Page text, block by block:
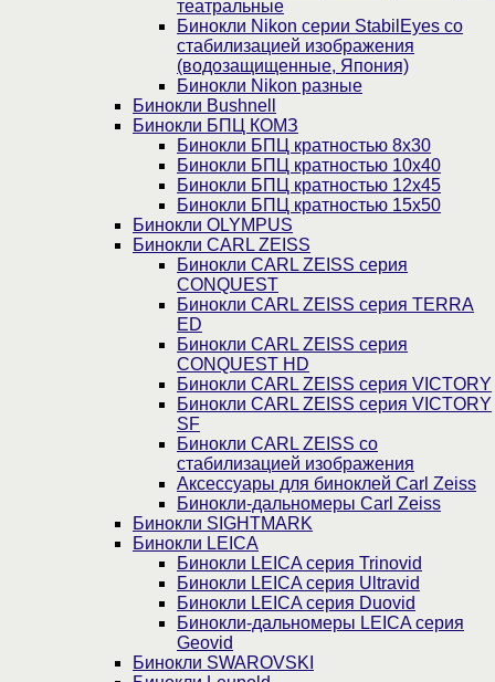
театральные
Бинокли Nikon серии StabilEyes со
стабилизацией изображения
(водозащищенные, Япония)
Бинокли Nikon разные
Бинокли Bushnell
Бинокли БПЦ КОМЗ
Бинокли БПЦ кратностью 8х30
Бинокли БПЦ кратностью 10х40
Бинокли БПЦ кратностью 12х45
Бинокли БПЦ кратностью 15х50
Бинокли OLYMPUS
Бинокли CARL ZEISS
Бинокли CARL ZEISS серия
CONQUEST
Бинокли CARL ZEISS серия TERRA
ED
Бинокли CARL ZEISS серия
CONQUEST HD
Бинокли CARL ZEISS серия VICTORY
Бинокли CARL ZEISS серия VICTORY
SF
Бинокли CARL ZEISS со
стабилизацией изображения
Аксессуары для биноклей Carl Zeiss
Бинокли-дальномеры Carl Zeiss
Бинокли SIGHTMARK
Бинокли LEICA
Бинокли LEICA серия Trinovid
Бинокли LEICA серия Ultravid
Бинокли LEICA серия Duovid
Бинокли-дальномеры LEICA серия
Geovid
Бинокли SWAROVSKI